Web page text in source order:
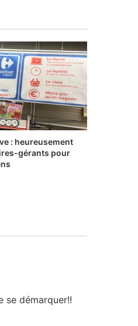
: heureusement
gérants pour
se démarquer!!